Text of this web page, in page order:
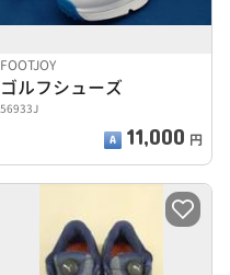
FOOTJOY
ゴルフシューズ
56933J
11,000 円